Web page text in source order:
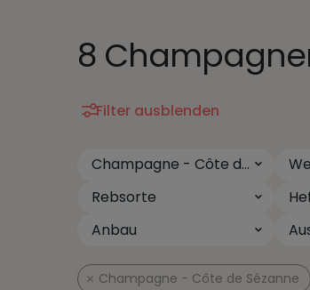
8
Filter ausblenden
Champagne - Côte de
Rebsorte
Anbau
Champagne - Côte de Sézanne